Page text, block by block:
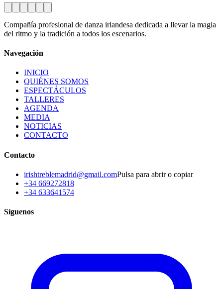
Compañía profesional de danza irlandesa dedicada a llevar la magia
del ritmo y la tradición a todos los escenarios.
Navegación
INICIO
QUIÉNES SOMOS
ESPECTÁCULOS
TALLERES
AGENDA
MEDIA
NOTICIAS
CONTACTO
Contacto
irishtreblemadrid@gmail.comPulsa para abrir o copiar
+34 669272818
+34 633641574
Síguenos